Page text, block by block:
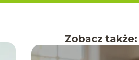
Zobacz także: